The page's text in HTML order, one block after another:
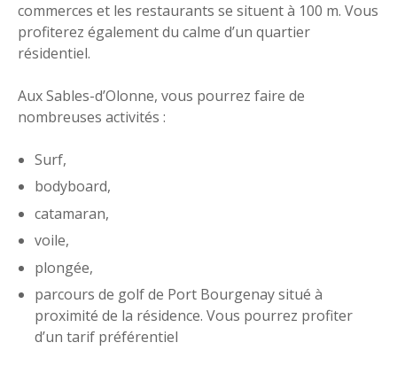
commerces et les restaurants se situent à 100 m. Vous
profiterez également du calme d’un quartier
résidentiel.
Aux Sables-d’Olonne, vous pourrez faire de
nombreuses activités :
Surf,
bodyboard,
catamaran,
voile,
plongée,
parcours de golf de Port Bourgenay situé à
proximité de la résidence. Vous pourrez profiter
d’un tarif préférentiel